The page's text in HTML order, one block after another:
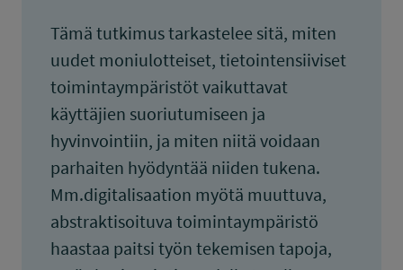
Tämä tutkimus tarkastelee sitä, miten
uudet moniulotteiset, tietointensiiviset
toimintaympäristöt vaikuttavat
käyttäjien suoriutumiseen ja
hyvinvointiin, ja miten niitä voidaan
parhaiten hyödyntää niiden tukena.
Mm.digitalisaation myötä muuttuva,
abstraktisoituva toimintaympäristö
haastaa paitsi työn tekemisen tapoja,